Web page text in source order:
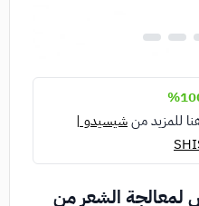
للمزيد منشيسيدو |
لمعالجة الشعر من